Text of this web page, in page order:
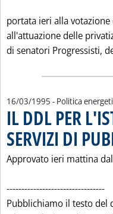
portata ieri alla
all'attuazione delle
di senatori Progressisti,
16/03/1995 - Politica
IL DDL PER
SERVIZI DI
Approvato ieri mattina
---------------------------------
Pubblichiamo il testo del